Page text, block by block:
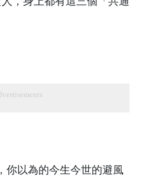
你以為的今生今世的避風